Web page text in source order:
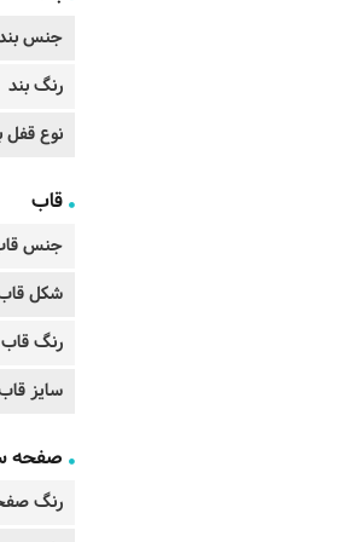
جنس
رنگ بند
نوع قفل
قاب
جنس
شکل
رنگ قاب
سایز
صفحه
رنگ